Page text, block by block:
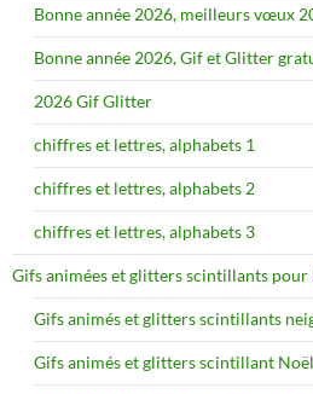
Bonne année 2026, meilleurs vœux
Bonne année 2026, Gif et Glitter
2026 Gif Glitter
chiffres et lettres, alphabets 1
chiffres et lettres, alphabets 2
chiffres et lettres, alphabets 3
Gifs animées et glitters scintillants pour
Gifs animés et glitters scintillants
Gifs animés et glitters scintillant